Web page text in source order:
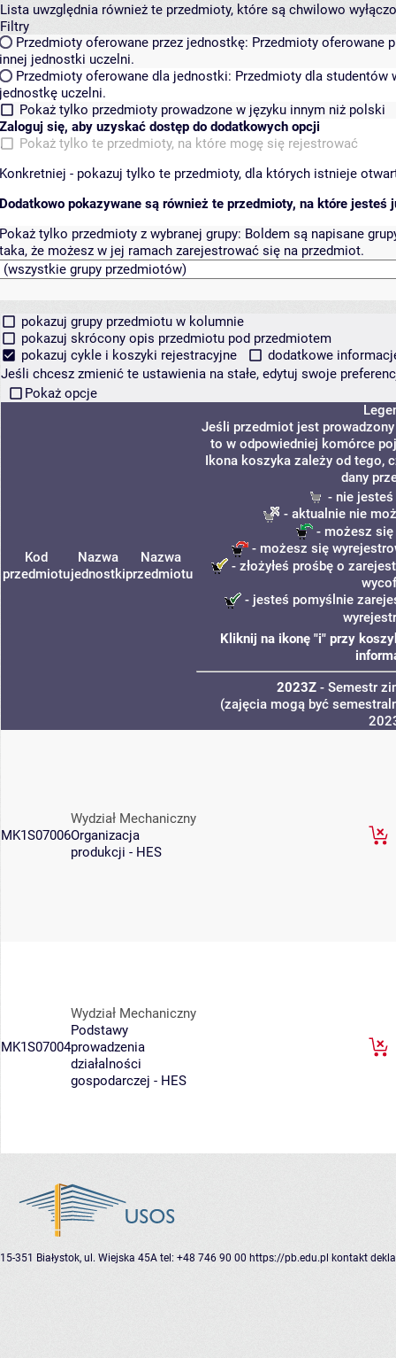
Lista uwzględnia również te przedmioty, które są chwilowo
Filtry
Przedmioty oferowane przez jednostkę: Przedmioty oferowane
innej jednostki uczelni.
Przedmioty oferowane dla jednostki: Przedmioty dla studentów
jednostkę uczelni.
Pokaż tylko przedmioty prowadzone w języku innym niż polski
Zaloguj się, aby uzyskać dostęp do dodatkowych opcji
Pokaż tylko te przedmioty, na które mogę się rejestrować
Konkretniej - pokazuj tylko te przedmioty, dla których istnieje
Dodatkowo pokazywane są również te przedmioty, na które jesteś
Pokaż tylko przedmioty z wybranej grupy: Boldem są napisane
taka, że możesz w jej ramach zarejestrować się na przedmiot.
pokazuj grupy przedmiotu w kolumnie
pokazuj skrócony opis przedmiotu pod przedmiotem
pokazuj cykle i koszyki rejestracyjne
dodatkowe
Jeśli chcesz zmienić te ustawienia na stałe, edytuj swoje
Pokaż opcje
Kod
przedmiotu
Nazwa
jednostki
Nazwa
przedmiotu
Jeśli przedmiot jest
to w odpowiedniej komórce
Ikona koszyka zależy od tego,
dany
- nie
- aktualnie nie
- możesz się
- możesz się
- złożyłeś prośbę o
- jesteś pomyślnie
Kliknij na ikonę "i" przy
2023Z - Semestr
(zajęcia mogą być
MK1S07006
Wydział Mechaniczny
Organizacja
produkcji - HES
MK1S07004
Wydział Mechaniczny
Podstawy
prowadzenia
działalności
gospodarczej - HES
15-351 Białystok, ul. Wiejska 45A tel: +48 746 90 00 https://pb.edu.pl kontakt